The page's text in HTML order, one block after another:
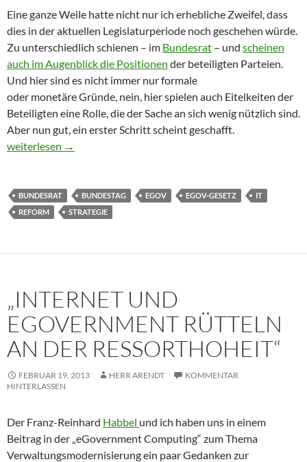
Eine ganze Weile hatte nicht nur ich erhebliche Zweifel, dass
dies in der aktuellen Legislaturperiode noch geschehen würde.
Zu unterschiedlich schienen – im Bundesrat – und scheinen
auch im Augenblick die Positionen der beteiligten Parteien.
Und hier sind es nicht immer nur formale
oder monetäre Gründe, nein, hier spielen auch Eitelkeiten der
Beteiligten eine Rolle, die der Sache an sich wenig nützlich sind.
Aber nun gut, ein erster Schritt scheint geschafft.
e-Government-Gesetz: Der lange und ach so beschwerliche
weiterlesen →
BUNDESRAT BUNDESTAG EGOV EGOV-GESETZ
IT
REFORM
STRATEGIE
„INTERNET UND
EGOVERNMENT RÜTTELN
AN DER RESSORTHOHEIT“
FEBRUAR 19, 2013 HERR ARENDT
KOMMENTAR
HINTERLASSEN
Der Franz-Reinhard Habbel und ich haben uns in einem
Beitrag in der „eGovernment Computing“ zum Thema
Verwaltungsmodernisierung ein paar Gedanken zur